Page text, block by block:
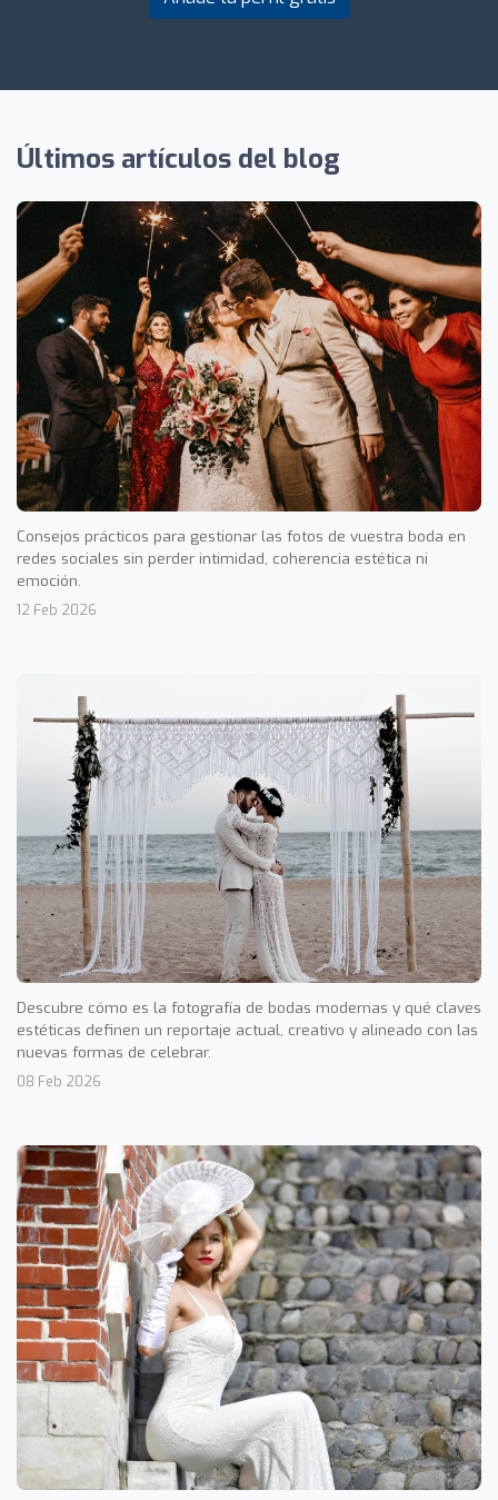
Últimos artículos del blog
Consejos prácticos para gestionar las fotos de vuestra boda en
redes sociales sin perder intimidad, coherencia estética ni
emoción.
12 Feb 2026
Descubre cómo es la fotografía de bodas modernas y qué claves
estéticas definen un reportaje actual, creativo y alineado con las
nuevas formas de celebrar.
08 Feb 2026